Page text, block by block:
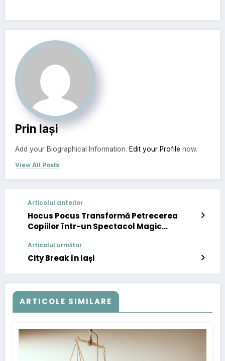
Prin Iași
Add your Biographical Information. Edit your Profile now.
View All Posts
Articolul anterior
Hocus Pocus Transformă Petrecerea
Copiilor într-un Spectacol Magic
Articolul următor
City Break în Iași
ARTICOLE SIMILARE